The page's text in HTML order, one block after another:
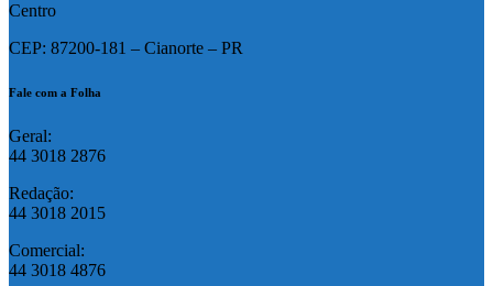
Centro
CEP: 87200-181 – Cianorte – PR
Fale com a Folha
Geral:
44 3018 2876
Redação:
44 3018 2015
Comercial:
44 3018 4876